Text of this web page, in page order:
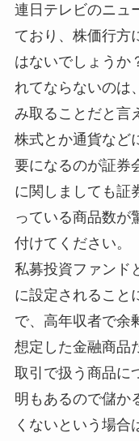
連日テレビのニュ
ており、株価行方
はないでしょうか
れてならないのは
み取ることだと言
株式とか通貨など
要になるのが証券
に関しましても証
っている商品数が
付けてください。
私募投資ファンド
に設定されること
で、高年収者で余
想定した金融商品
取引で扱う商品に
明もあるので儲か
くないという場合